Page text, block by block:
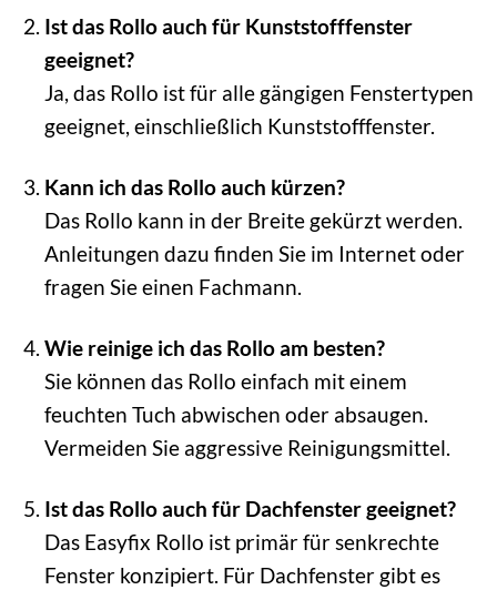
Ist das Rollo auch für Kunststofffenster
geeignet?
Ja, das Rollo ist für alle gängigen Fenstertypen
geeignet, einschließlich Kunststofffenster.
Kann ich das Rollo auch kürzen?
Das Rollo kann in der Breite gekürzt werden.
Anleitungen dazu finden Sie im Internet oder
fragen Sie einen Fachmann.
Wie reinige ich das Rollo am besten?
Sie können das Rollo einfach mit einem
feuchten Tuch abwischen oder absaugen.
Vermeiden Sie aggressive Reinigungsmittel.
Ist das Rollo auch für Dachfenster geeignet?
Das Easyfix Rollo ist primär für senkrechte
Fenster konzipiert. Für Dachfenster gibt es